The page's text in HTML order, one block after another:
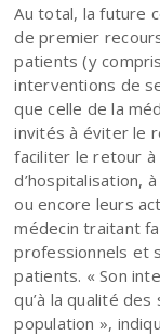
Au total, la future
de premier
patients (y
interventions de
que celle de la
invités à éviter le
faciliter le retour
d’hospitalisation,
ou encore leurs
médecin traitant
professionnels et
patients. « Son
qu’à la qualité
population »,